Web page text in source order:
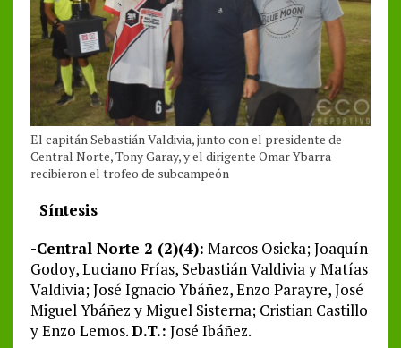
El capitán Sebastián Valdivia, junto con el presidente de
Central Norte, Tony Garay, y el dirigente Omar Ybarra
recibieron el trofeo de subcampeón
Síntesis
-Central Norte 2 (2)(4): Marcos Osicka; Joaquín
Godoy, Luciano Frías, Sebastián Valdivia y Matías
Valdivia; José Ignacio Ybáñez, Enzo Parayre, José
Miguel Ybáñez y Miguel Sisterna; Cristian Castillo
y Enzo Lemos.D.T.: José Ibáñez.